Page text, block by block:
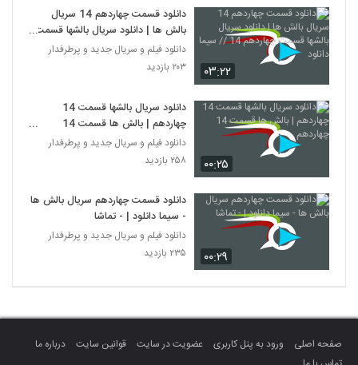
۰۳:۲۲
دانلود قسمت چهاردهم 14 سریال
بالش ها | دانلود سریال بالشها قسمت
چهاردهم 14 // سیما دانلود
دانلود فیلم و سریال جدید و پرطرفدار
۲۰۳ بازدید
۰۰:۲۵
دانلود سریال بالشها قسمت 14
چهاردهم | بالش ها قسمت 14
چهاردهم
دانلود فیلم و سریال جدید و پرطرفدار
۲۵۸ بازدید
۰۰:۲۹
دانلود قسمت چهاردهم سریال بالش ها
- سیما دانلود | - تماشا
دانلود فیلم و سریال جدید و پرطرفدار
۲۳۵ بازدید
صفحه اصلی ورود به پنل کاربری عضویت در سایت قوانین سایت
درباره ما